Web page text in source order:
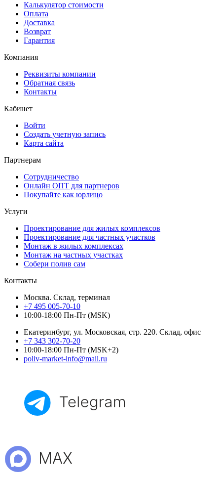
Калькулятор стоимости
Оплата
Доставка
Возврат
Гарантия
Компания
Реквизиты компании
Обратная связь
Контакты
Кабинет
Войти
Создать учетную запись
Карта сайта
Партнерам
Сотрудничество
Онлайн ОПТ для партнеров
Покупайте как юрлицо
Услуги
Проектирование для жилых комплексов
Проектирование для частных участков
Монтаж в жилых комплексах
Монтаж на частных участках
Собери полив сам
Контакты
Москва. Склад, терминал
+7 495 005-70-10
10:00-18:00 Пн-Пт (MSK)
Екатеринбург, ул. Московская, стр. 220. Склад, офис
+7 343 302-70-20
10:00-18:00 Пн-Пт (MSK+2)
poliv-market-info@mail.ru